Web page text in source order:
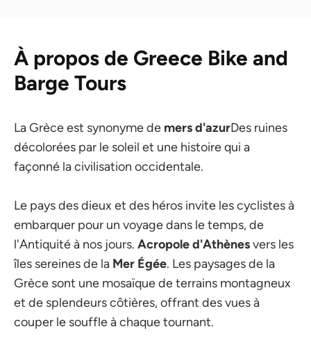
À propos de Greece Bike and
Barge Tours
La Grèce est synonyme de mers d'azurDes ruines
décolorées par le soleil et une histoire qui a
façonné la civilisation occidentale.
Le pays des dieux et des héros invite les cyclistes à
embarquer pour un voyage dans le temps, de
l'Antiquité à nos jours. Acropole d'Athènesvers les
îles sereines de la Mer Égée. Les paysages de la
Grèce sont une mosaïque de terrains montagneux
et de splendeurs côtières, offrant des vues à
couper le souffle à chaque tournant.